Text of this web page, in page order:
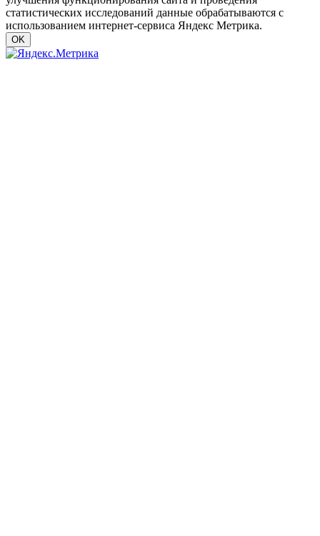
статистических исследований данные обрабатываются с
использованием интернет-сервиса Яндекс Метрика.
OK